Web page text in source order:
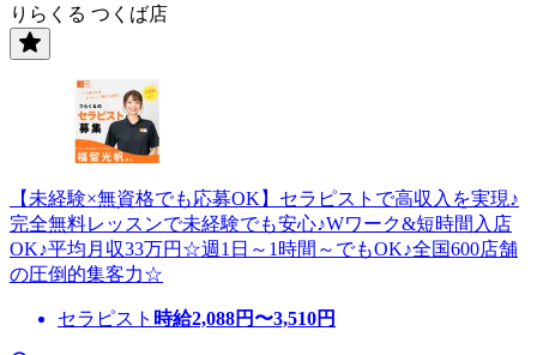
りらくる つくば店
【未経験×無資格でも応募OK】セラピストで高収入を実現♪
完全無料レッスンで未経験でも安心♪Wワーク&短時間入店
OK♪平均月収33万円☆週1日～1時間～でもOK♪全国600店舗
の圧倒的集客力☆
セラピスト 時給2,088円〜3,510円